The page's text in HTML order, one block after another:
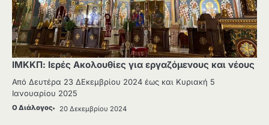
ΙΜΚΚΠ: Ιερές Ακολουθίες για εργαζόμενους και νέους
Από Δευτέρα 23 ΔΕκεμβρίου 2024 έως και Κυριακή 5
Ιανουαρίου 2025
Ο Διάλογος 20 Δεκεμβρίου 2024